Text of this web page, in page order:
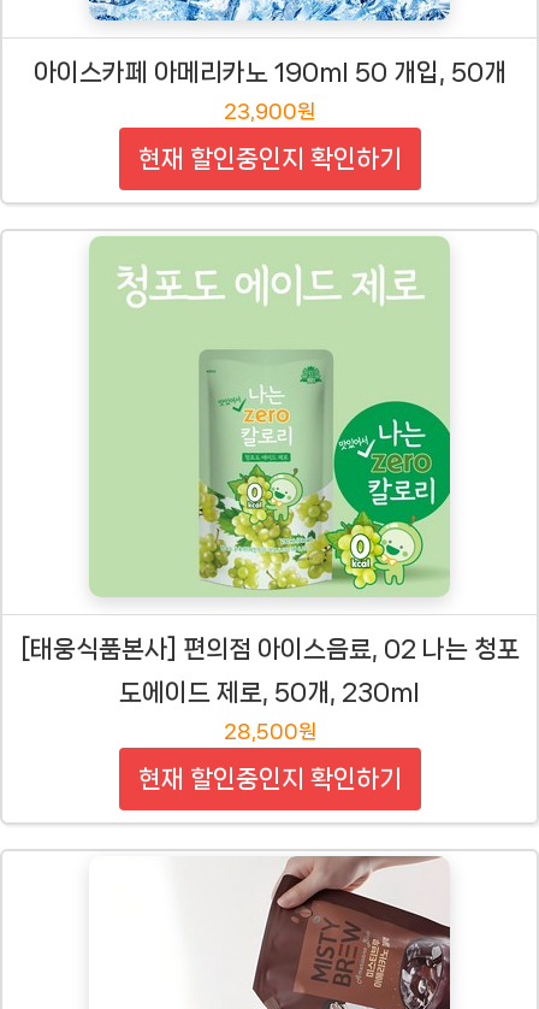
아이스카페 아메리카노 190ml 50 개입, 50개
23,900원
현재 할인중인지 확인하기
[태웅식품본사] 편의점 아이스음료, 02 나는 청포
도에이드 제로, 50개, 230ml
28,500원
현재 할인중인지 확인하기